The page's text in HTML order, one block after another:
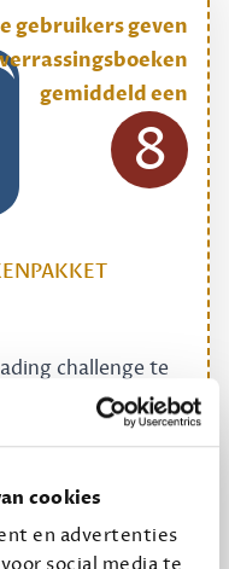
cookies
en advertenties
social media te
challenge te
verzending
gebruikers geven
gemiddeld een
8